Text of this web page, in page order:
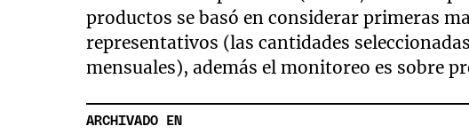
productos se basó en considerar primeras
representativos (las cantidades
mensuales), además el monitoreo es sobre
ARCHIVADO EN